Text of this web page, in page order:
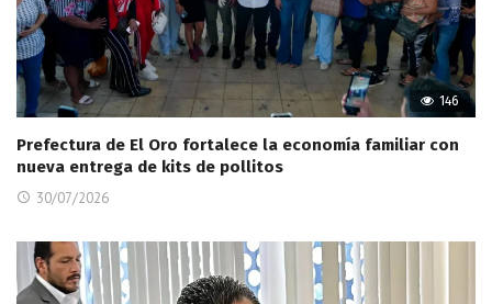
146
Prefectura de El Oro fortalece la economía familiar con
nueva entrega de kits de pollitos
30/07/2026